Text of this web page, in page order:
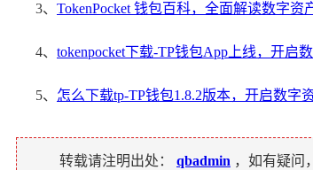
3、 TokenPocket 钱包百科，全面解读数字资
4、 tokenpocket下载-TP钱包App上线，开启
5、 怎么下载tp-TP钱包1.8.2版本，开启数字
转载请注明出处： qbadmin ，如有疑问